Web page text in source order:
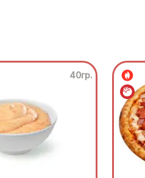
40гр.